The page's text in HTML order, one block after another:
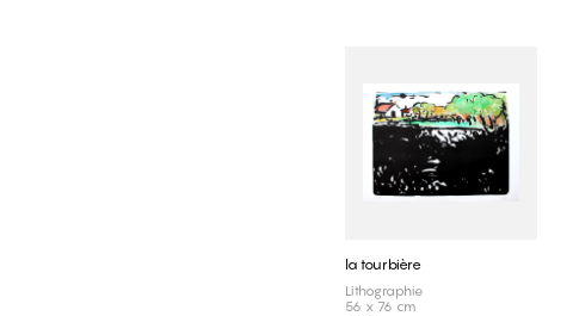
la tourbière
Lithographie
56 x 76 cm